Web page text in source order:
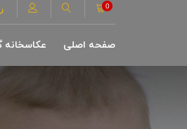
0
صفحه اصلی عکاسخانه